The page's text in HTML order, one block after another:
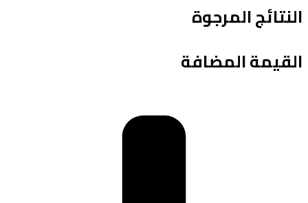
النتائج المرجوة
القيمة المضافة